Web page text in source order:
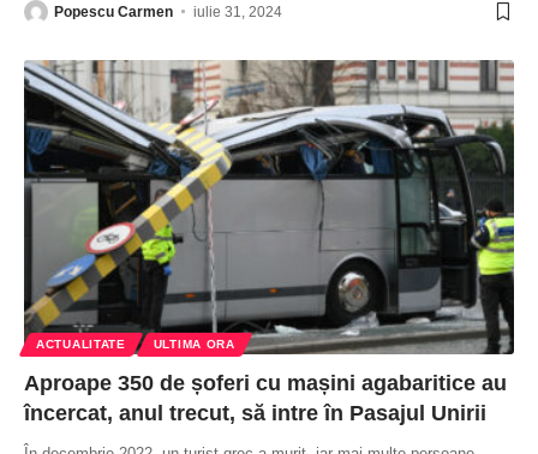
Popescu Carmen iulie 31, 2024
ACTUALITATE ULTIMA ORA
Aproape 350 de șoferi cu mașini agabaritice au
încercat, anul trecut, să intre în Pasajul Unirii